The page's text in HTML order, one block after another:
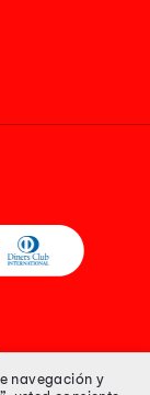
navegación y